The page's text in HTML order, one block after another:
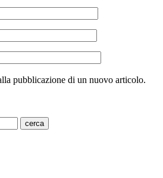
pubblicazione di un nuovo articolo.
cerca